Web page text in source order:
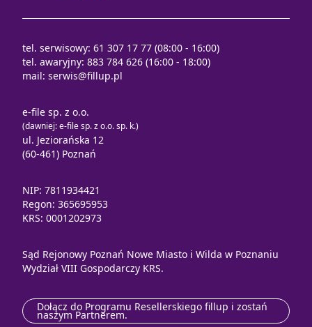
tel. serwisowy: 61 307 17 77 (08:00 - 16:00)
tel. awaryjny: 883 784 626 (16:00 - 18:00)
mail: serwis@fillup.pl
e-file sp. z o.o.
(dawniej: e-file sp. z o.o. sp. k.)
ul. Jeziorańska 12
(60-461) Poznań
NIP: 7811934421
Regon: 365695953
KRS: 0001202973
Sąd Rejonowy Poznań Nowe Miasto i Wilda w Poznaniu
Wydział VIII Gospodarczy KRS.
Dołącz do Programu Resellerskiego fillup i zostań
naszym Partnerem.